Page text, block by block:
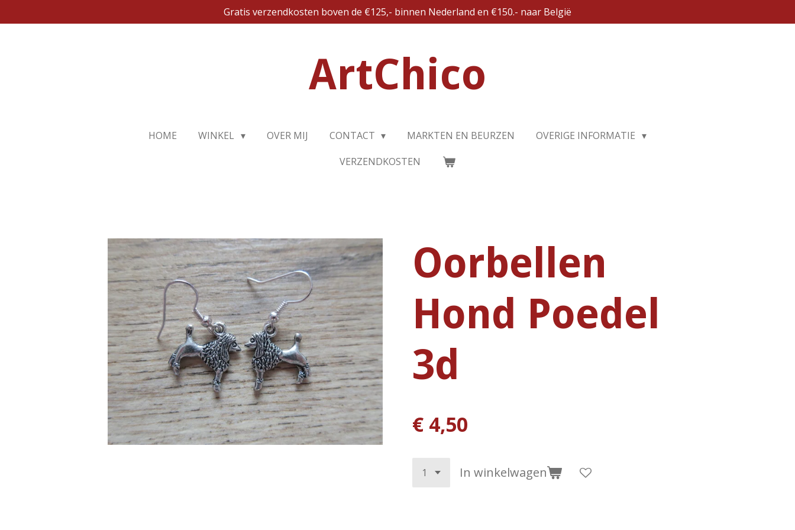
direct
Gratis verzendkosten boven de €125,- binnen Nederland en €150.- naar België
ArtChico
HOME WINKEL OVER MIJ CONTACT MARKTEN EN BEURZEN
OVERIGE INFORMATIE
VERZENDKOSTEN
Oorbellen
Hond Poedel
3d
€ 4,50
In winkelwagen